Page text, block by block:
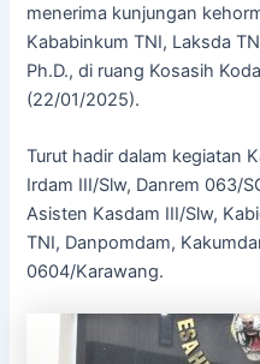
menerima kunjungan
Kababinkum TNI, Laksda
Ph.D., di ruang Kosasih
(22/01/2025).
Turut hadir dalam kegiatan
Irdam III/Slw, Danrem 063/
Asisten Kasdam III/Slw,
TNI, Danpomdam,
0604/Karawang.